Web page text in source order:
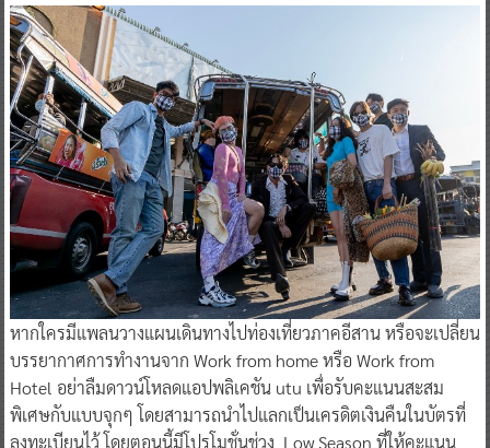
หากใครมีแพลนวางแผนเดินทางไปท่องเที่ยวภาคอีสาน หรือจะเปลี่ยน
บรรยากาศการทำงานจาก Work from home หรือ Work from
Hotel อย่าลืมดาวน์โหลดแอปพลิเคชัน utu เพื่อรับคะแนนสะสม
พิเศษกับแบบจุกๆ โดยสามารถนำไปแลกเป็นเครดิตเงินคืนในบัตรที่
ลงทะเบียนไว้ โดยตอนนี้มีโปรโมชั่นช่วง Low Season ที่ให้คะแนน